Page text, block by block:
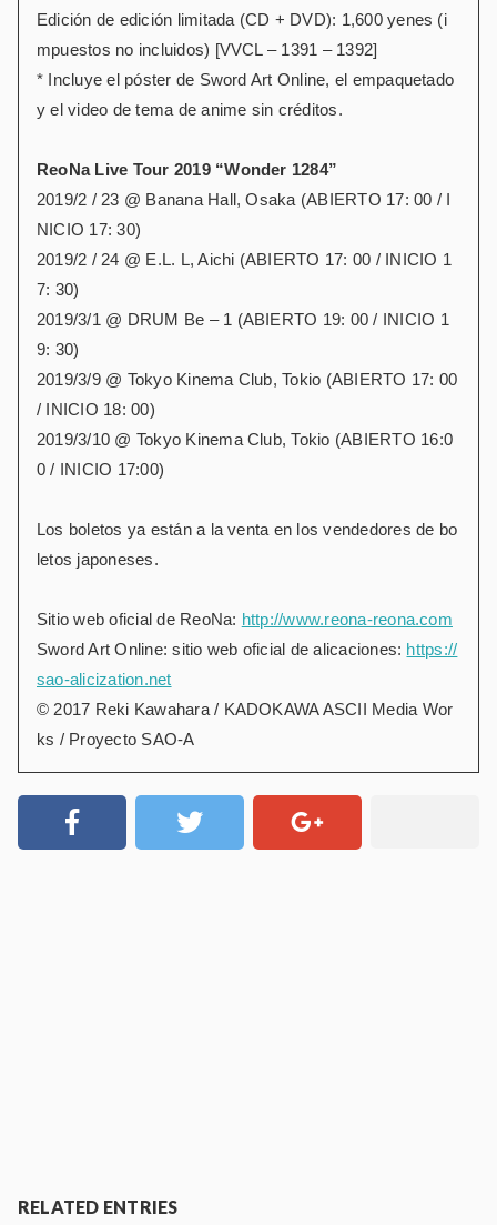
Edición de edición limitada (CD + DVD): 1,600 yenes (i
mpuestos no incluidos) [VVCL – 1391 – 1392]
* Incluye el póster de Sword Art Online, el empaquetado
y el video de tema de anime sin créditos.
ReoNa Live Tour 2019 “Wonder 1284”
2019/2 / 23 @ Banana Hall, Osaka (ABIERTO 17: 00 / I
NICIO 17: 30)
2019/2 / 24 @ E.L. L, Aichi (ABIERTO 17: 00 / INICIO 1
7: 30)
2019/3/1 @ DRUM Be – 1 (ABIERTO 19: 00 / INICIO 1
9: 30)
2019/3/9 @ Tokyo Kinema Club, Tokio (ABIERTO 17: 00
/ INICIO 18: 00)
2019/3/10 @ Tokyo Kinema Club, Tokio (ABIERTO 16:0
0 / INICIO 17:00)
Los boletos ya están a la venta en los vendedores de bo
letos japoneses.
Sitio web oficial de ReoNa: http://www.reona-reona.com
Sword Art Online: sitio web oficial de alicaciones: https://
sao-alicization.net
© 2017 Reki Kawahara / KADOKAWA ASCII Media Wor
ks / Proyecto SAO-A
RELATED ENTRIES